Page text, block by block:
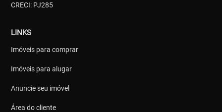
CRECI: PJ285
LINKS
Imóveis para comprar
Imóveis para alugar
Anuncie seu imóvel
Área do cliente